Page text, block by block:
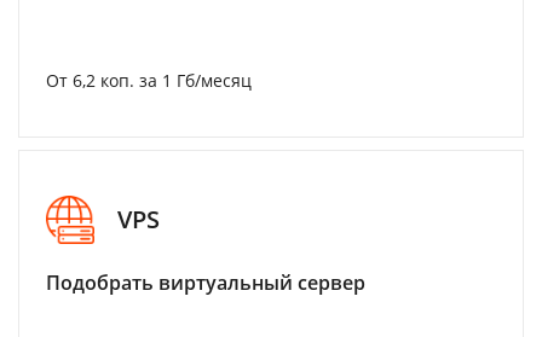
От 6,2 коп. за 1 Гб/месяц
VPS
Подобрать виртуальный сервер